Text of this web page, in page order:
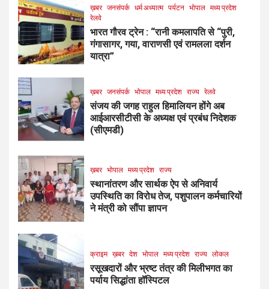
ख़बर जनसंपर्क धर्म अध्यात्म पर्यटन भोपाल मध्य प्रदेश
रेलवे
भारत गौरव ट्रेन : “रानी कमलापति से “पुरी,
गंगासागर, गया, वाराणसी एवं रामलला दर्शन
यात्रा”
ख़बर जनसंपर्क भोपाल मध्य प्रदेश राज्य रेलवे
संजय की जगह राहुल हिमालियन होंगे अब
आईआरसीटीसी के अध्यक्ष एवं प्रबंध निदेशक
(सीएमडी)
ख़बर भोपाल मध्य प्रदेश राज्य
स्थानांतरण और सार्थक ऐप से अनिवार्य
उपस्थिति का विरोध तेज, पशुपालन कर्मचारियों
ने मंत्री को सौंपा ज्ञापन
क्राइम ख़बर देश भोपाल मध्य प्रदेश राज्य लोकल
रसूखदारों और भ्रष्ट तंत्र की मिलीभगत का
पर्याय सिद्धांता हॉस्पिटल